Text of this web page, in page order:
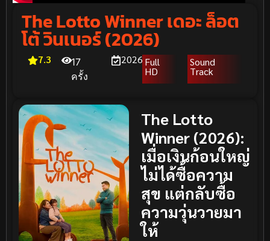
The Lotto Winner เดอะ ล็อต
โต้ วินเนอร์ (2026)
7.3
17
ครั้ง
2026 Full
HD
Sound
Track
The Lotto
Winner (2026):
เมื่อเงินก้อนใหญ่
ไม่ได้ซื้อความ
สุข แต่กลับซื้อ
ความวุ่นวายมา
ให้